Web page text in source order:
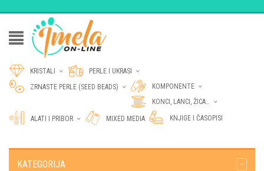
KRISTALI
PERLE I UKRASI
ZRNASTE PERLE (SEED BEADS)
KOMPONENTE
KONCI, LANCI, ŽICA…
ALATI I PRIBOR MIXED MEDIA KNJIGE I ČASOPISI
KATEGORIJA